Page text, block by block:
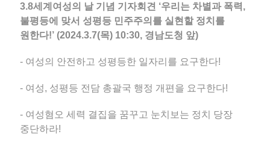
3.8세계여성의 날 기념 기자회견 ‘우리는 차별과 폭력,
불평등에 맞서 성평등 민주주의를 실현할 정치를
원한다!’ (2024.3.7(목) 10:30, 경남도청 앞)
- 여성의 안전하고 성평등한 일자리를 요구한다!
- 여성, 성평등 전담 총괄국 행정 개편을 요구한다!
- 여성혐오 세력 결집을 꿈꾸고 눈치보는 정치 당장
중단하라!